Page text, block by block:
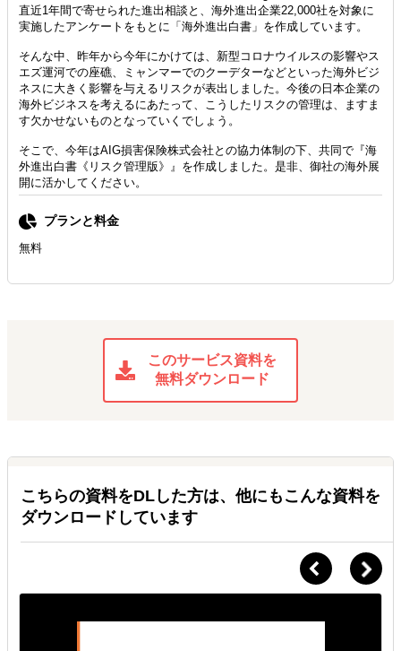
直近1年間で寄せられた進出相談と、海外進出企業22,000社を対象に
実施したアンケートをもとに「海外進出白書」を作成しています。
そんな中、昨年から今年にかけては、新型コロナウイルスの影響やス
エズ運河での座礁、ミャンマーでのクーデターなどといった海外ビジ
ネスに大きく影響を与えるリスクが表出しました。今後の日本企業の
海外ビジネスを考えるにあたって、こうしたリスクの管理は、ますま
す欠かせないものとなっていくでしょう。
そこで、今年はAIG損害保険株式会社との協力体制の下、共同で『海
外進出白書《リスク管理版》』を作成しました。是非、御社の海外展
開に活かしてください。
プランと料金
無料
このサービス資料を
無料ダウンロード
こちらの資料をDLした方は、他にもこんな資料を
ダウンロードしています